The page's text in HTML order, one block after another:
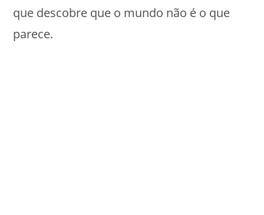
que descobre que o mundo não é o que
parece.